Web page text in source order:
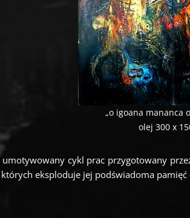
„o igoana mananca
olej 300 x
cykl prac przygotowany
eksploduje jej podświadoma